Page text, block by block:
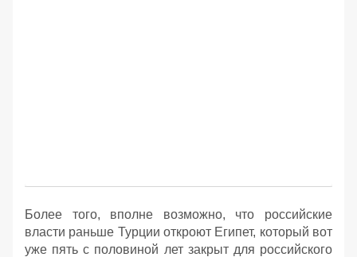
Более того, вполне возможно, что российские
власти раньше Турции откроют Египет, который вот
уже пять с половиной лет закрыт для российского